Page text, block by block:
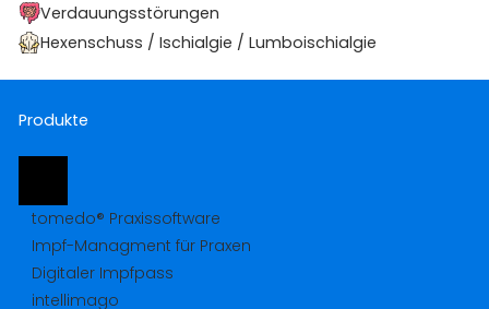
Verdauungsstörungen
Hexenschuss / Ischialgie / Lumboischialgie
Produkte
tomedo® Praxissoftware
Impf-Managment für Praxen
Digitaler Impfpass
intellimago